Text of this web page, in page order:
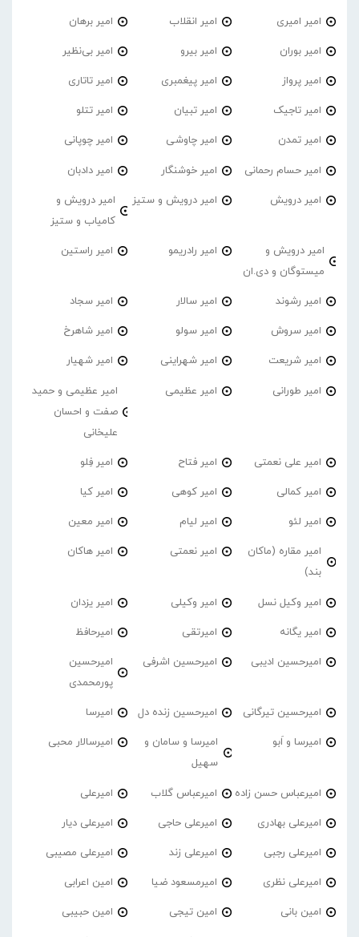
امیر امیری امیر انقلاب امیر برهان
امیر‌ بوران امیر بیرو امیر بی‌نظیر
امیر پرواز امیر پیغمبری امیر تاتاری
امیر تاجیک امیر تبیان امیر تتلو
امیر تمدن امیر چاوشی امیر چوپانی
امیر حسام رحمانی امیر خوشنگار امیر دادبان
امیر درویش امیر درویش و ستیز
امیر درویش و
کامیاب و ستیز
امیر درویش و
میستوگان و دی.ان
امیر رادریمو امیر راستین
امیر رشوند امیر سالار امیر سجاد
امیر سروش امیر سولو امیر شاهرخ
امیر شریعت امیر شهراینی امیر شهیار
امیر طورانی امیر عظیمی
امیر عظیمی و حمید
صفت و احسان
علیخانی
امیر علی نعمتی امیر فتاح امیر فِلو
امیر کمالی امیر کوهی امیر کیا
امیر لئو امیر لیام امیر معین
امیر مقاره (ماکان
بند)
امیر نعمتی امیر هاکان
امیر وکیل نسل امیر وکیلی امیر یزدان
امیر یگانه امیرتقی امیرحافظ
امیرحسین ادیبی امیرحسین اشرفی
امیرحسین
پورمحمدی
امیرحسین تیرگانی امیرحسین زنده دل امیرسا
امیرسا و اَبو
امیرسا و سامان و
سهیل
امیرسالار محبی
امیرعباس حسن زاده امیرعباس گلاب امیرعلی
امیرعلی بهادری امیرعلی حاجی امیرعلی دیار
امیرعلی رجبی امیرعلی زند امیرعلی مصیبی
امیرعلی نظری امیرمسعود ضیا امین اعرابی
امین بانی امین تیجی امین حبیبی